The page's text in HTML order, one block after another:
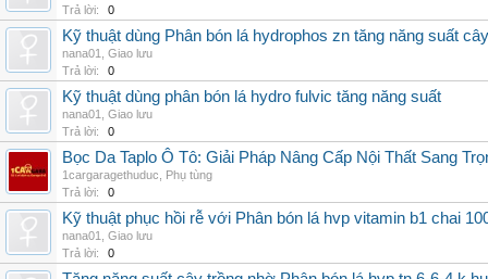
Trả lời:
0
Kỹ thuật dùng Phân bón lá hydrophos zn tăng năng suất cây
nana01
Giao lưu
Trả lời:
0
Kỹ thuật dùng phân bón lá hydro fulvic tăng năng suất
nana01
Giao lưu
Trả lời:
0
Bọc Da Taplo Ô Tô: Giải Pháp Nâng Cấp Nội Thất Sang
1cargaragethuduc
Phụ tùng
Trả lời:
0
Kỹ thuật phục hồi rễ với Phân bón lá hvp vitamin b1 chai
nana01
Giao lưu
Trả lời:
0